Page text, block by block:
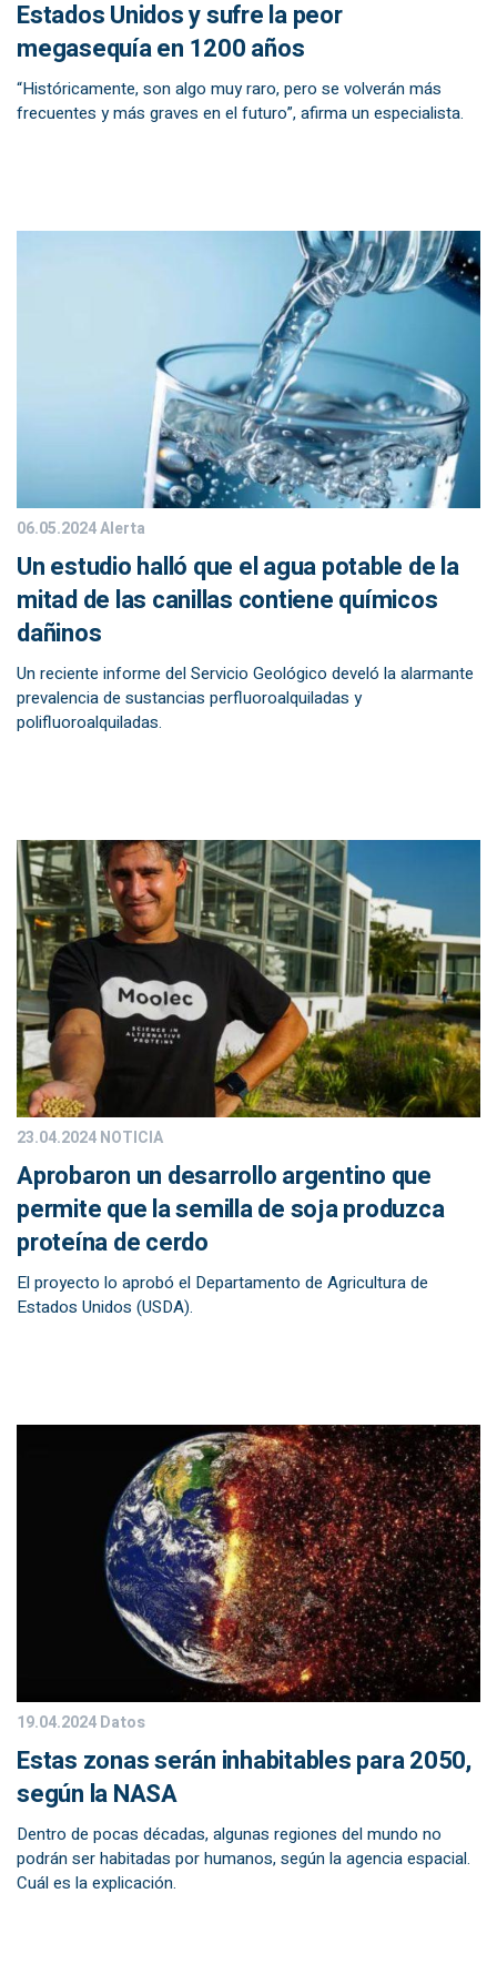
Estados Unidos y sufre la peor
megasequía en 1200 años
“Históricamente, son algo muy raro, pero se volverán más
frecuentes y más graves en el futuro”, afirma un especialista.
06.05.2024Alerta
Un estudio halló que el agua potable de la
mitad de las canillas contiene químicos
dañinos
Un reciente informe del Servicio Geológico develó la alarmante
prevalencia de sustancias perfluoroalquiladas y
polifluoroalquiladas.
23.04.2024NOTICIA
Aprobaron un desarrollo argentino que
permite que la semilla de soja produzca
proteína de cerdo
El proyecto lo aprobó el Departamento de Agricultura de
Estados Unidos (USDA).
19.04.2024Datos
Estas zonas serán inhabitables para 2050,
según la NASA
Dentro de pocas décadas, algunas regiones del mundo no
podrán ser habitadas por humanos, según la agencia espacial.
Cuál es la explicación.